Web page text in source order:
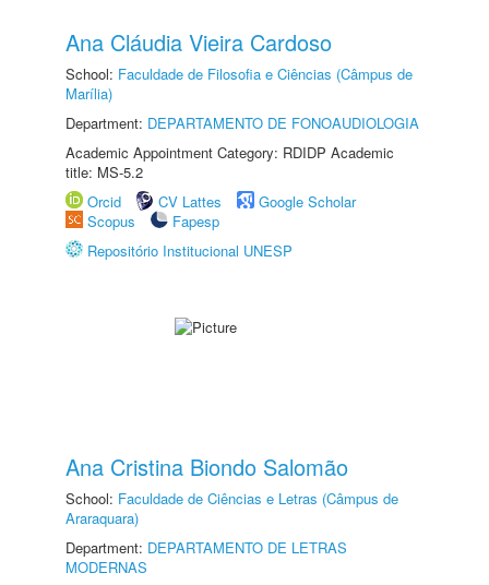
Ana Cláudia Vieira Cardoso
School: Faculdade de Filosofia e Ciências (Câmpus de
Marília)
Department: DEPARTAMENTO DE FONOAUDIOLOGIA
Academic Appointment Category: RDIDP Academic
title: MS-5.2
Orcid
CV Lattes
Google Scholar
Scopus
Fapesp
Repositório Institucional UNESP
Ana Cristina Biondo Salomão
School: Faculdade de Ciências e Letras (Câmpus de
Araraquara)
Department: DEPARTAMENTO DE LETRAS
MODERNAS